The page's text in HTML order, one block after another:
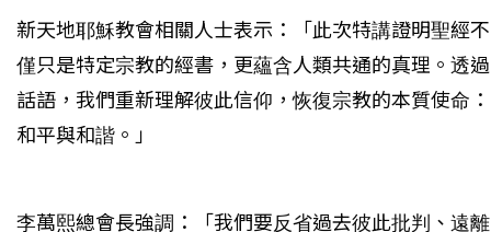
新天地耶穌教會相關人士表示：「此次特講證明聖經不
僅只是特定宗教的經書，更蘊含人類共通的真理。透過
話語，我們重新理解彼此信仰，恢復宗教的本質使命：
和平與和諧。」
李萬熙總會長強調：「我們要反省過去彼此批判、遠離